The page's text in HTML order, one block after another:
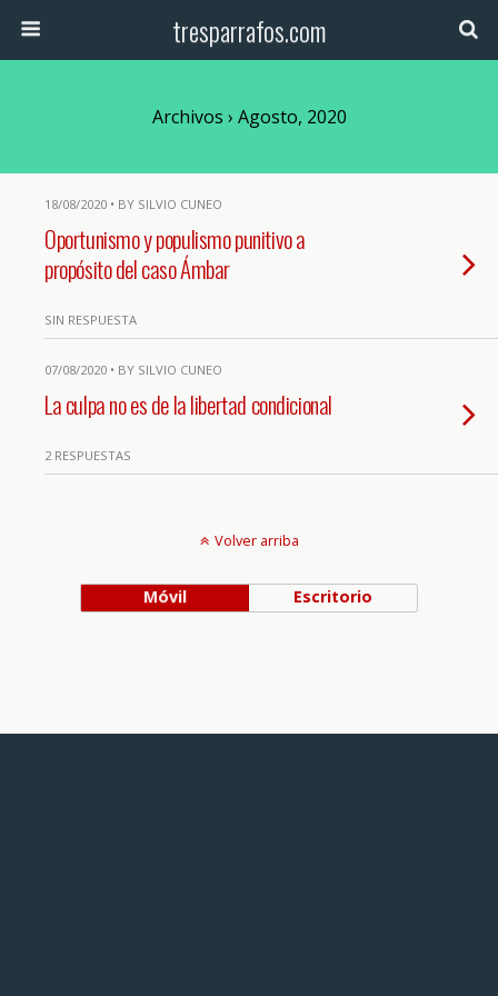
tresparrafos.com
Archivos › Agosto, 2020
18/08/2020 • BY SILVIO CUNEO
Oportunismo y populismo punitivo a
propósito del caso Ámbar
SIN RESPUESTA
07/08/2020 • BY SILVIO CUNEO
La culpa no es de la libertad condicional
2 RESPUESTAS
Volver arriba
Móvil Escritorio